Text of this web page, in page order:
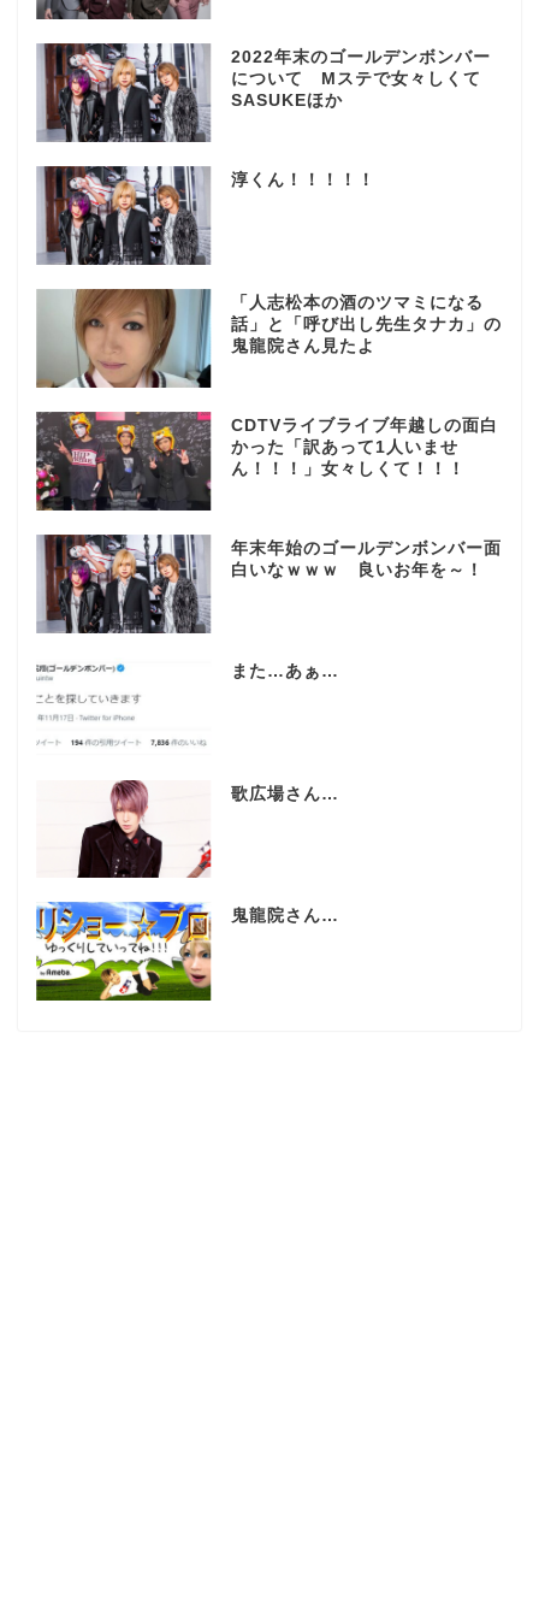
2022年末のゴールデンボンバー
について Mステで女々しくて
SASUKEほか
淳くん！！！！！
「人志松本の酒のツマミになる
話」と「呼び出し先生タナカ」の
鬼龍院さん見たよ
CDTVライブライブ年越しの面白
かった「訳あって1人いませ
ん！！！」女々しくて！！！
年末年始のゴールデンボンバー面
白いなｗｗｗ 良いお年を～！
また…あぁ…
歌広場さん…
鬼龍院さん…